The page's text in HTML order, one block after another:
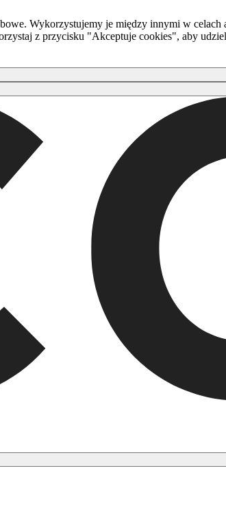
Wykorzystujemy je między innymi w celach
z przycisku "Akceptuje cookies", aby